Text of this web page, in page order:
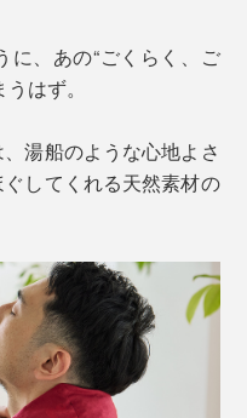
に、あの“ごくらく、ご
はず。
湯船のような心地よさ
してくれる天然素材の